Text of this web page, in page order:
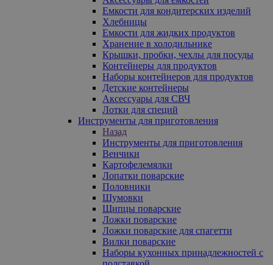
Емкости для кондитерских изделий
Хлебницы
Емкости для жидких продуктов
Хранение в холодильнике
Крышки, пробки, чехлы для посуды
Контейнеры для продуктов
Наборы контейнеров для продуктов
Детские контейнеры
Аксессуары для СВЧ
Лотки для специй
Инструменты для приготовления
Назад
Инструменты для приготовления
Венчики
Картофелемялки
Лопатки поварские
Половники
Шумовки
Щипцы поварские
Ложки поварские
Ложки поварские для спагетти
Вилки поварские
Наборы кухонных принадлежностей с